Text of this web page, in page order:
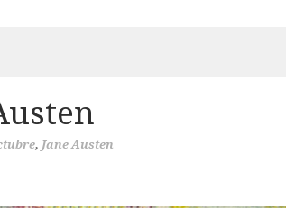
, Jane Austen